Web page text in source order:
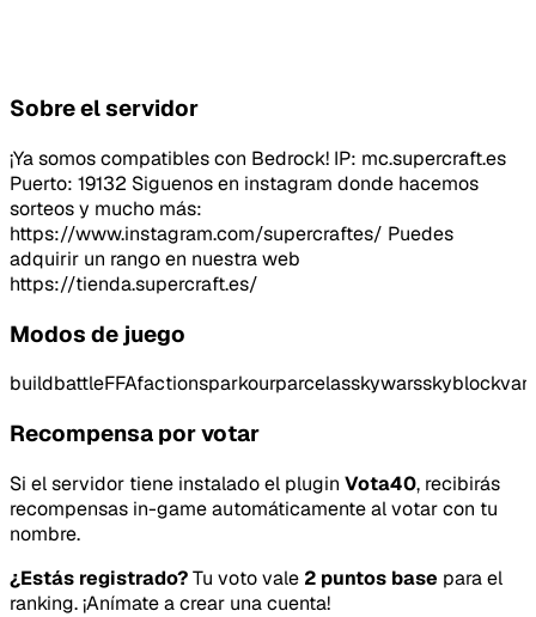
Sobre el servidor
¡Ya somos compatibles con Bedrock! IP: mc.supercraft.es
Puerto: 19132 Siguenos en instagram donde hacemos
sorteos y mucho más:
https://www.instagram.com/supercraftes/ Puedes
adquirir un rango en nuestra web
https://tienda.supercraft.es/
Modos de juego
buildbattleFFAfactionsparkourparcelasskywarsskyblock
Recompensa por votar
Si el servidor tiene instalado el plugin Vota40, recibirás
recompensas in-game automáticamente al votar con tu
nombre.
¿Estás registrado?Tu voto vale 2 puntos base para el
ranking. ¡Anímate a crear una cuenta!